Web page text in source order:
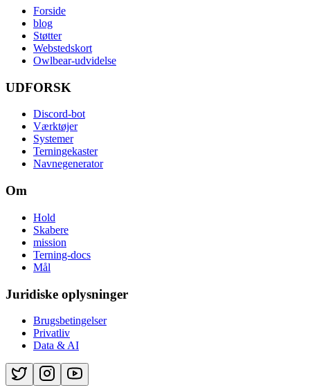
Forside
blog
Støtter
Webstedskort
Owlbear-udvidelse
UDFORSK
Discord-bot
Værktøjer
Systemer
Terningekaster
Navnegenerator
Om
Hold
Skabere
mission
Terning-docs
Mål
Juridiske oplysninger
Brugsbetingelser
Privatliv
Data & AI